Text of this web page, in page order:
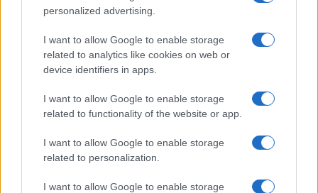
personalized advertising.
I want to allow Google to enable storage
related to analytics like cookies on web or
device identifiers in apps.
I want to allow Google to enable storage
related to functionality of the website or app.
I want to allow Google to enable storage
related to personalization.
I want to allow Google to enable storage
7+1 meglepő dolog, amit nem tudott
Cserháti Tamaráról